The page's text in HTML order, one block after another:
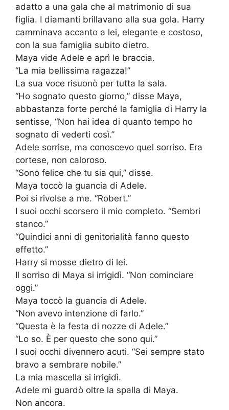
adatto a una gala che al matrimonio di sua
figlia. I diamanti brillavano alla sua gola. Harry
camminava accanto a lei, elegante e costoso,
con la sua famiglia subito dietro.
Maya vide Adele e aprì le braccia.
“La mia bellissima ragazza!”
La sua voce risuonò per tutta la sala.
“Ho sognato questo giorno,” disse Maya,
abbastanza forte perché la famiglia di Harry la
sentisse, “Non hai idea di quanto tempo ho
sognato di vederti così.”
Adele sorrise, ma conoscevo quel sorriso. Era
cortese, non caloroso.
“Sono felice che tu sia qui,” disse.
Maya toccò la guancia di Adele.
Poi si rivolse a me. “Robert.”
I suoi occhi scorsero il mio completo. “Sembri
stanco.”
“Quindici anni di genitorialità fanno questo
effetto.”
Harry si mosse dietro di lei.
Il sorriso di Maya si irrigidì. “Non cominciare
oggi.”
Maya toccò la guancia di Adele.
“Non avevo intenzione di farlo.”
“Questa è la festa di nozze di Adele.”
“Lo so. È per questo che sono qui.”
I suoi occhi divennero acuti. “Sei sempre stato
bravo a sembrare nobile.”
La mia mascella si irrigidì.
Adele mi guardò oltre la spalla di Maya.
Non ancora.